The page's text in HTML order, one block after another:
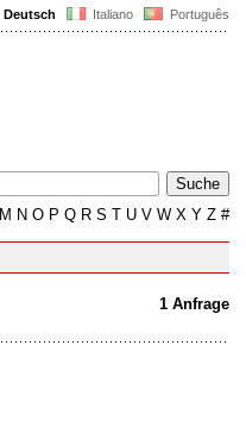
Deutsch Italiano Português
M N O P Q R S T U V W X Y Z #
1 Anfrage